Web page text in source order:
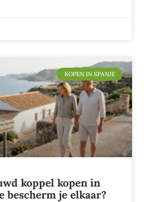
KOPEN IN SPANJE
koppel kopen in
bescherm je elkaar?